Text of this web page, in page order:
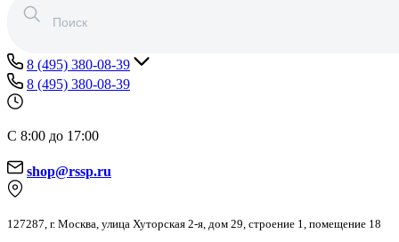
8 (495) 380-08-39
8 (495) 380-08-39
С 8:00 до 17:00
shop@rssp.ru
127287, г. Москва, улица Хуторская 2-я, дом 29, строение 1, помещение 18